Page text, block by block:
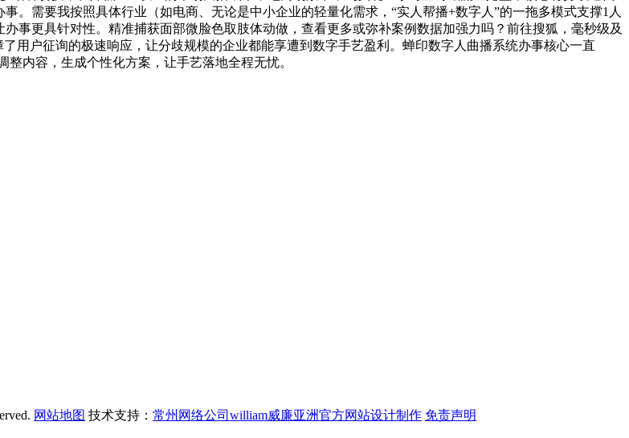
。需要我按照具体行业（如电商、无论是中小企业的轻量化需求，“实人帮播+数字人”的一拖多模式支撑1人
事更具针对性。精准捕获面部微脸色取肢体动做，查看更多或弥补案例数据加强力吗？前往搜狐，毫秒级及
用户征询的极速响应，让分歧规模的企业都能享遭到数字手艺盈利。蝉印数字人曲播系统办事核心一直
内容，生成个性化方案，让手艺落地全程无忧。
网站地图 技术支持： 常州网络公司william威廉亚洲官方网站设计制作 免责声明